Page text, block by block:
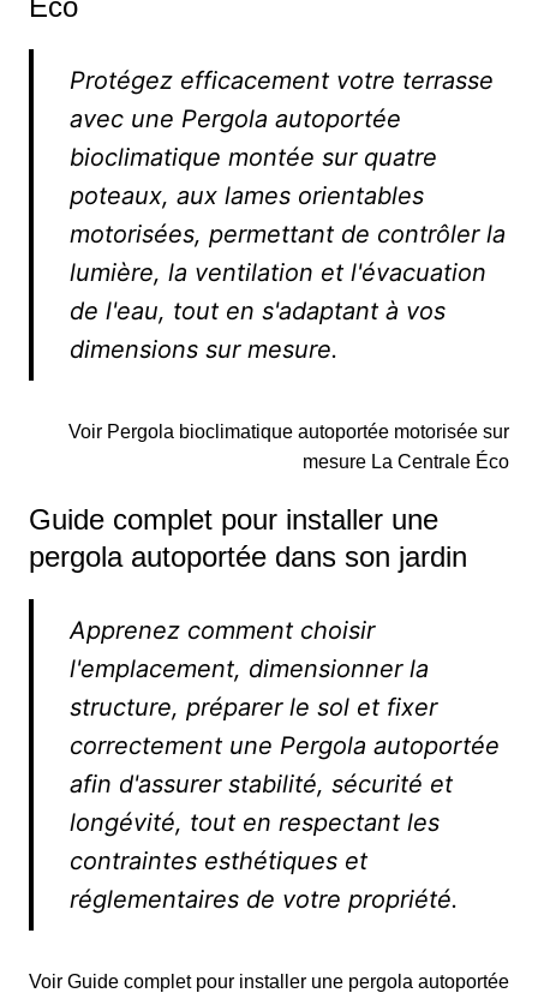
Éco
Protégez efficacement votre terrasse
avec une Pergola autoportée
bioclimatique montée sur quatre
poteaux, aux lames orientables
motorisées, permettant de contrôler la
lumière, la ventilation et l'évacuation
de l'eau, tout en s'adaptant à vos
dimensions sur mesure.
Voir Pergola bioclimatique autoportée motorisée sur
mesure La Centrale Éco
Guide complet pour installer une
pergola autoportée dans son jardin
Apprenez comment choisir
l'emplacement, dimensionner la
structure, préparer le sol et fixer
correctement une Pergola autoportée
afin d'assurer stabilité, sécurité et
longévité, tout en respectant les
contraintes esthétiques et
réglementaires de votre propriété.
Voir Guide complet pour installer une pergola autoportée